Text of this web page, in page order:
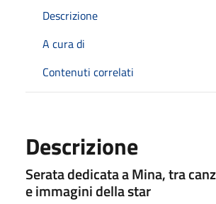
Descrizione
A cura di
Contenuti correlati
Descrizione
Serata dedicata a Mina, tra
e immagini della star